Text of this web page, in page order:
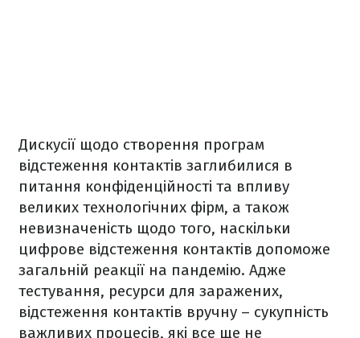
Дискусії щодо створення програм
відстеження контактів заглибилися в
питання конфіденційності та впливу
великих технологічних фірм, а також
невизначеність щодо того, наскільки
цифрове відстеження контактів допоможе
загальній реакції на пандемію. Адже
тестування, ресурси для заражених,
відстеження контактів вручну – сукупність
важливих процесів, які все ще не